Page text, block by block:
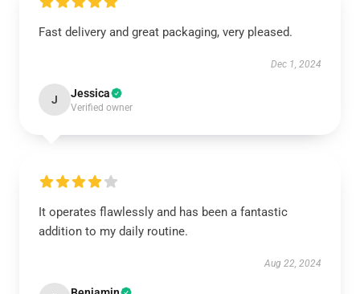
Fast delivery and great packaging, very pleased.
Dec 1, 2024
J Jessica
Verified owner
It operates flawlessly and has been a fantastic
addition to my daily routine.
Aug 22, 2024